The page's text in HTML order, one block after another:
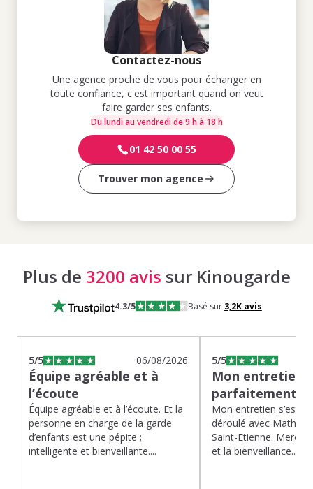
Contactez-nous
Une agence proche de vous pour échanger en
toute confiance, c'est important quand on veut
faire garder ses enfants.
Du lundi au vendredi de 9 h à 18 h
01 42 50 00 55
Trouver mon agence
Plus de 3200 avis sur Kinougarde
4.3/5 Basé sur 3,2Kavis
5/5 06/08/2026
Équipe agréable et à
l’écoute
Équipe agréable et à l’écoute. Et la
personne en charge de la garde
d’enfants est une pépite ;
intelligente et bienveillante....
5/5
Mon entretien
parfaitement…
Mon entretien s’est
déroulé avec Mathias
Saint-Etienne. Merci
et la bienveillance...